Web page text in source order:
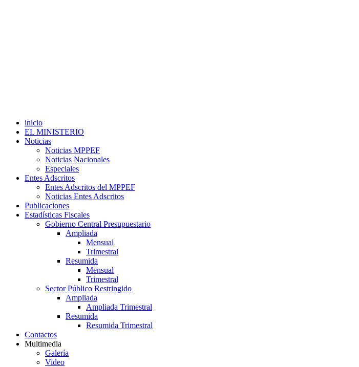
inicio
EL MINISTERIO
Noticias
Noticias MPPEF
Noticias Nacionales
Especiales
Entes Adscritos
Entes Adscritos del MPPEF
Noticias Entes Adscritos
Publicaciones
Estadísticas Fiscales
Gobierno Central Presupuestario
Ampliada
Mensual
Trimestral
Resumida
Mensual
Trimestral
Sector Público Restringido
Ampliada
Ampliada Trimestral
Resumida
Resumida Trimestral
Contactos
Multimedia
Galería
Video